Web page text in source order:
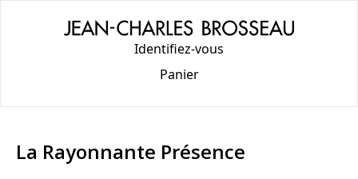
Identifiez-vous
Panier
La Rayonnante Présence